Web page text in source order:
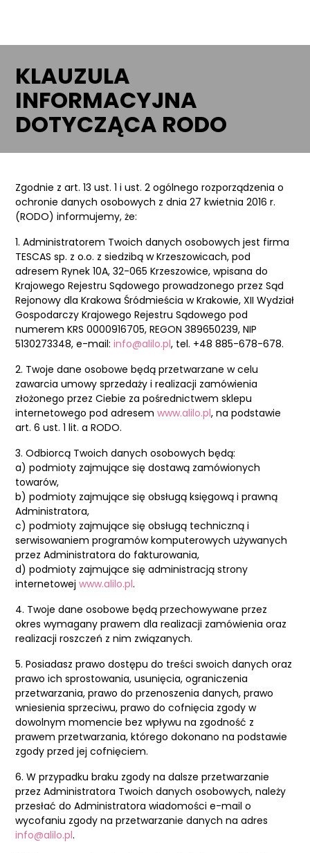
KLAUZULA
INFORMACYJNA
DOTYCZĄCA RODO
Zgodnie z art. 13 ust. 1 i ust. 2 ogólnego rozporządzenia o
ochronie danych osobowych z dnia 27 kwietnia 2016 r.
(RODO) informujemy, że:
1. Administratorem Twoich danych osobowych jest firma
TESCAS sp. z o.o. z siedzibą w Krzeszowicach, pod
adresem Rynek 10A, 32-065 Krzeszowice, wpisana do
Krajowego Rejestru Sądowego prowadzonego przez Sąd
Rejonowy dla Krakowa Śródmieścia w Krakowie, XII Wydział
Gospodarczy Krajowego Rejestru Sądowego pod
numerem KRS 0000916705, REGON 389650239, NIP
5130273348, e-mail: info@alilo.pl, tel. +48 885-678-678.
2. Twoje dane osobowe będą przetwarzane w celu
zawarcia umowy sprzedaży i realizacji zamówienia
złożonego przez Ciebie za pośrednictwem sklepu
internetowego pod adresem www.alilo.pl, na podstawie
art. 6 ust. 1 lit. a RODO.
3. Odbiorcą Twoich danych osobowych będą:
a) podmioty zajmujące się dostawą zamówionych
towarów,
b) podmioty zajmujące się obsługą księgową i prawną
Administratora,
c) podmioty zajmujące się obsługą techniczną i
serwisowaniem programów komputerowych używanych
przez Administratora do fakturowania,
d) podmioty zajmujące się administracją strony
internetowej www.alilo.pl.
4. Twoje dane osobowe będą przechowywane przez
okres wymagany prawem dla realizacji zamówienia oraz
realizacji roszczeń z nim związanych.
5. Posiadasz prawo dostępu do treści swoich danych oraz
prawo ich sprostowania, usunięcia, ograniczenia
przetwarzania, prawo do przenoszenia danych, prawo
wniesienia sprzeciwu, prawo do cofnięcia zgody w
dowolnym momencie bez wpływu na zgodność z
prawem przetwarzania, którego dokonano na podstawie
zgody przed jej cofnięciem.
6. W przypadku braku zgody na dalsze przetwarzanie
przez Administratora Twoich danych osobowych, należy
przesłać do Administratora wiadomości e-mail o
wycofaniu zgody na przetwarzanie danych na adres
info@alilo.pl.